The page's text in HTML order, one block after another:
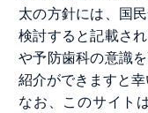
太の方針には、国
検討すると記載さ
や予防歯科の意識
紹介ができますと幸
なお、このサイト